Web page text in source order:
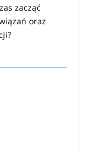
zacząć
oraz